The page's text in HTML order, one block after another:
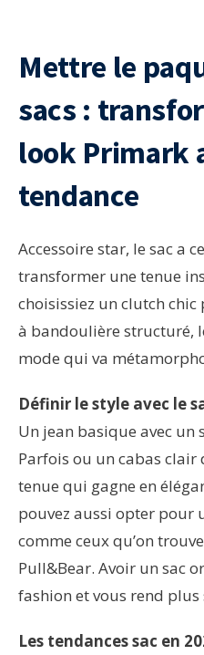
Mettre le
sacs :
look Primark
tendance
Accessoire star, le sac a
transformer une tenue
choisissiez un clutch
à bandoulière structuré,
mode qui va
Définir le style avec le
Un jean basique avec un
Parfois ou un cabas clair
tenue qui gagne en
pouvez aussi opter pour
comme ceux qu’on
Pull&Bear. Avoir un sac
fashion et vous rend
Les tendances sac en